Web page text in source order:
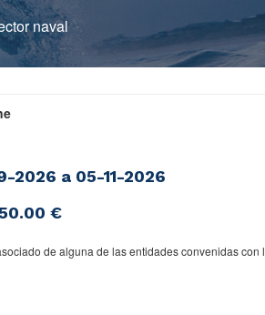
naval
2026 a 05-11-2026
€
de alguna de las entidades convenidas